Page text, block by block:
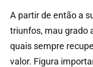
A partir de então a
triunfos, mau grado
quais sempre
valor. Figura